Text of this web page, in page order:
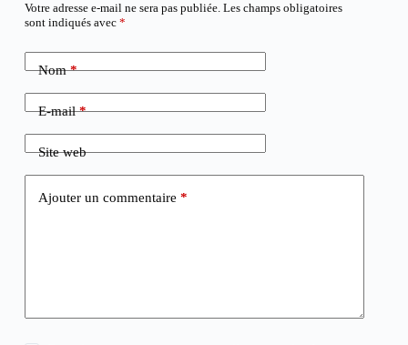
Votre adresse e-mail ne sera pas publiée. Les champs obligatoires
sont indiqués avec *
Nom*
E-mail*
Site web
Ajouter un commentaire *